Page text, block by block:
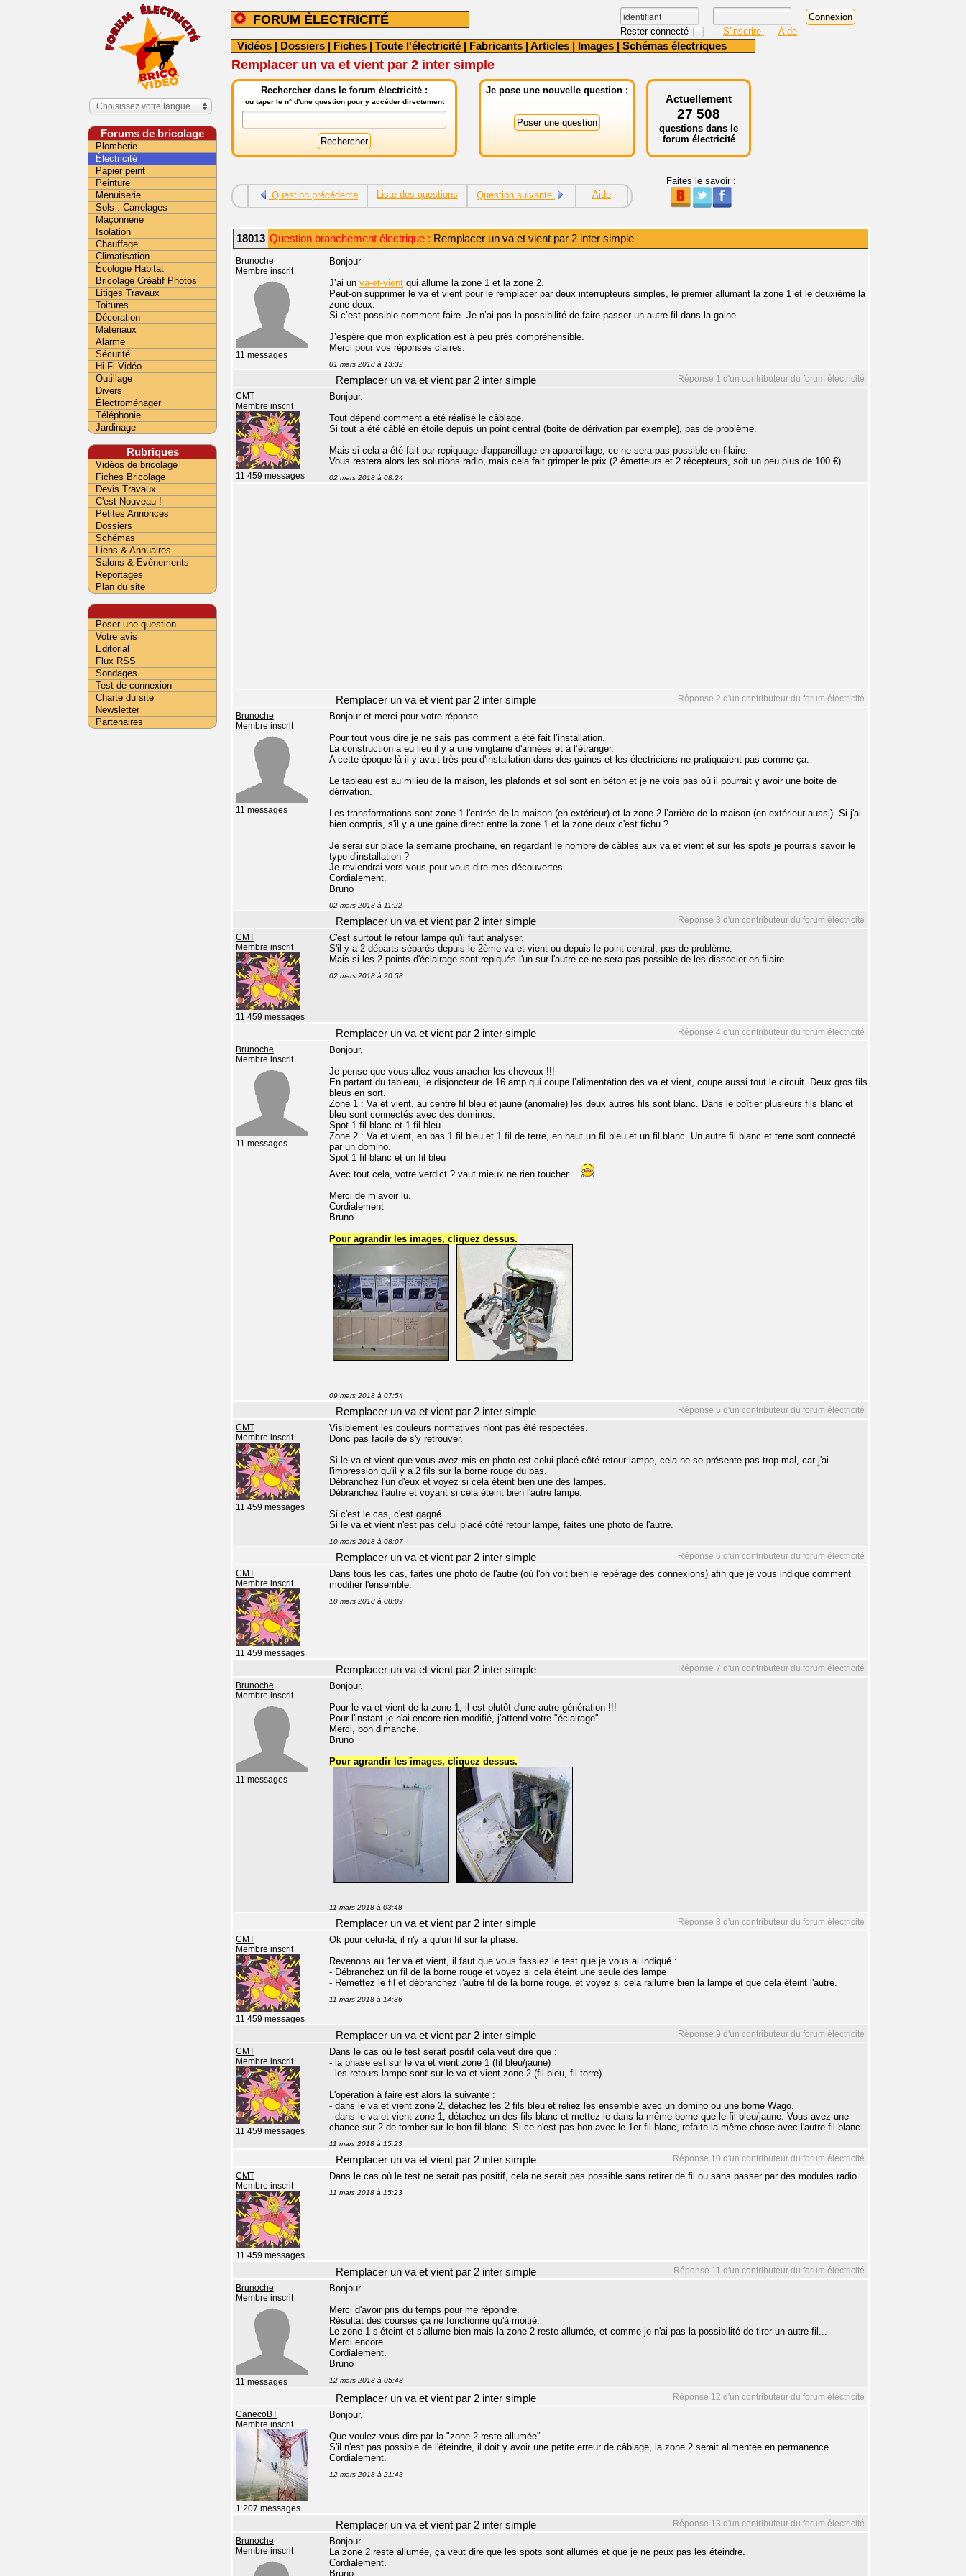
FORUM ÉLECTRICITÉ
Rester connecté S'inscrire Aide
Vidéos | Dossiers | Fiches | Toute l'électricité | Fabricants | Articles | Images | Schémas électriques
Remplacer un va et vient par 2 inter simple
Rechercher dans le forum électricité :
ou taper le n° d'une question pour y accéder directement
Je pose une nouvelle question :
Actuellement
27 508
questions dans le
forum électricité
Question précédente Liste des questions Question suivante Aide
Faites le savoir :
18013 Question branchement électrique : Remplacer un va et vient par 2 inter simple
Brunoche
Membre inscrit
11 messages
Bonjour
J’ai un va-et-vient qui allume la zone 1 et la zone 2.
Peut-on supprimer le va et vient pour le remplacer par deux interrupteurs simples, le premier allumant la zone 1 et le deuxième la
zone deux.
Si c’est possible comment faire. Je n’ai pas la possibilité de faire passer un autre fil dans la gaine.
J’espère que mon explication est à peu près compréhensible.
Merci pour vos réponses claires.
01 mars 2018 à 13:32
Réponse 1 d'un contributeur du forum électricité
Remplacer un va et vient par 2 inter simple
CMT
Membre inscrit
11 459 messages
Bonjour.
Tout dépend comment a été réalisé le câblage.
Si tout a été câblé en étoile depuis un point central (boite de dérivation par exemple), pas de problème.
Mais si cela a été fait par repiquage d'appareillage en appareillage, ce ne sera pas possible en filaire.
Vous restera alors les solutions radio, mais cela fait grimper le prix (2 émetteurs et 2 récepteurs, soit un peu plus de 100 €).
02 mars 2018 à 08:24
Réponse 2 d'un contributeur du forum électricité
Remplacer un va et vient par 2 inter simple
Brunoche
Membre inscrit
11 messages
Bonjour et merci pour votre réponse.
Pour tout vous dire je ne sais pas comment a été fait l’installation.
La construction a eu lieu il y a une vingtaine d'années et à l’étranger.
A cette époque là il y avait très peu d'installation dans des gaines et les électriciens ne pratiquaient pas comme ça.
Le tableau est au milieu de la maison, les plafonds et sol sont en béton et je ne vois pas où il pourrait y avoir une boite de
dérivation.
Les transformations sont zone 1 l'entrée de la maison (en extérieur) et la zone 2 l’arrière de la maison (en extérieur aussi). Si j'ai
bien compris, s'il y a une gaine direct entre la zone 1 et la zone deux c'est fichu ?
Je serai sur place la semaine prochaine, en regardant le nombre de câbles aux va et vient et sur les spots je pourrais savoir le
type d'installation ?
Je reviendrai vers vous pour vous dire mes découvertes.
Cordialement.
Bruno
02 mars 2018 à 11:22
Réponse 3 d'un contributeur du forum électricité
Remplacer un va et vient par 2 inter simple
CMT
Membre inscrit
11 459 messages
C'est surtout le retour lampe qu'il faut analyser.
S'il y a 2 départs séparés depuis le 2ème va et vient ou depuis le point central, pas de problème.
Mais si les 2 points d'éclairage sont repiqués l'un sur l'autre ce ne sera pas possible de les dissocier en filaire.
02 mars 2018 à 20:58
Réponse 4 d'un contributeur du forum électricité
Remplacer un va et vient par 2 inter simple
Brunoche
Membre inscrit
11 messages
Bonjour.
Je pense que vous allez vous arracher les cheveux !!!
En partant du tableau, le disjoncteur de 16 amp qui coupe l’alimentation des va et vient, coupe aussi tout le circuit. Deux gros fils
bleus en sort.
Zone 1 : Va et vient, au centre fil bleu et jaune (anomalie) les deux autres fils sont blanc. Dans le boîtier plusieurs fils blanc et
bleu sont connectés avec des dominos.
Spot 1 fil blanc et 1 fil bleu
Zone 2 : Va et vient, en bas 1 fil bleu et 1 fil de terre, en haut un fil bleu et un fil blanc. Un autre fil blanc et terre sont connecté
par un domino.
Spot 1 fil blanc et un fil bleu
Avec tout cela, votre verdict ? vaut mieux ne rien toucher …
Merci de m’avoir lu.
Cordialement
Bruno
Pour agrandir les images, cliquez dessus.
09 mars 2018 à 07:54
Réponse 5 d'un contributeur du forum électricité
Remplacer un va et vient par 2 inter simple
CMT
Membre inscrit
11 459 messages
Visiblement les couleurs normatives n'ont pas été respectées.
Donc pas facile de s'y retrouver.
Si le va et vient que vous avez mis en photo est celui placé côté retour lampe, cela ne se présente pas trop mal, car j'ai
l'impression qu'il y a 2 fils sur la borne rouge du bas.
Débranchez l'un d'eux et voyez si cela éteint bien une des lampes.
Débranchez l'autre et voyant si cela éteint bien l'autre lampe.
Si c'est le cas, c'est gagné.
Si le va et vient n'est pas celui placé côté retour lampe, faites une photo de l'autre.
10 mars 2018 à 08:07
Réponse 6 d'un contributeur du forum électricité
Remplacer un va et vient par 2 inter simple
CMT
Membre inscrit
11 459 messages
Dans tous les cas, faites une photo de l'autre (où l'on voit bien le repérage des connexions) afin que je vous indique comment
modifier l'ensemble.
10 mars 2018 à 08:09
Réponse 7 d'un contributeur du forum électricité
Remplacer un va et vient par 2 inter simple
Brunoche
Membre inscrit
11 messages
Bonjour.
Pour le va et vient de la zone 1, il est plutôt d'une autre génération !!!
Pour l'instant je n'ai encore rien modifié, j’attend votre "éclairage"
Merci, bon dimanche.
Bruno
Pour agrandir les images, cliquez dessus.
11 mars 2018 à 03:48
Réponse 8 d'un contributeur du forum électricité
Remplacer un va et vient par 2 inter simple
CMT
Membre inscrit
11 459 messages
Ok pour celui-là, il n'y a qu'un fil sur la phase.
Revenons au 1er va et vient, il faut que vous fassiez le test que je vous ai indiqué :
- Débranchez un fil de la borne rouge et voyez si cela éteint une seule des lampe
- Remettez le fil et débranchez l'autre fil de la borne rouge, et voyez si cela rallume bien la lampe et que cela éteint l'autre.
11 mars 2018 à 14:36
Réponse 9 d'un contributeur du forum électricité
Remplacer un va et vient par 2 inter simple
CMT
Membre inscrit
11 459 messages
Dans le cas où le test serait positif cela veut dire que :
- la phase est sur le va et vient zone 1 (fil bleu/jaune)
- les retours lampe sont sur le va et vient zone 2 (fil bleu, fil terre)
L'opération à faire est alors la suivante :
- dans le va et vient zone 2, détachez les 2 fils bleu et reliez les ensemble avec un domino ou une borne Wago.
- dans le va et vient zone 1, détachez un des fils blanc et mettez le dans la même borne que le fil bleu/jaune. Vous avez une
chance sur 2 de tomber sur le bon fil blanc. Si ce n'est pas bon avec le 1er fil blanc, refaite la même chose avec l'autre fil blanc
11 mars 2018 à 15:23
Réponse 10 d'un contributeur du forum électricité
Remplacer un va et vient par 2 inter simple
CMT
Membre inscrit
11 459 messages
Dans le cas où le test ne serait pas positif, cela ne serait pas possible sans retirer de fil ou sans passer par des modules radio.
11 mars 2018 à 15:23
Réponse 11 d'un contributeur du forum électricité
Remplacer un va et vient par 2 inter simple
Brunoche
Membre inscrit
11 messages
Bonjour.
Merci d'avoir pris du temps pour me répondre.
Résultat des courses ça ne fonctionne qu'à moitié.
Le zone 1 s’éteint et s'allume bien mais la zone 2 reste allumée, et comme je n'ai pas la possibilité de tirer un autre fil...
Merci encore.
Cordialement.
Bruno
12 mars 2018 à 05:48
Réponse 12 d'un contributeur du forum électricité
Remplacer un va et vient par 2 inter simple
CanecoBT
Membre inscrit
1 207 messages
Bonjour.
Que voulez-vous dire par la "zone 2 reste allumée".
S'il n'est pas possible de l'éteindre, il doit y avoir une petite erreur de câblage, la zone 2 serait alimentée en permanence....
Cordialement.
12 mars 2018 à 21:43
Réponse 13 d'un contributeur du forum électricité
Remplacer un va et vient par 2 inter simple
Brunoche
Membre inscrit
Bonjour.
La zone 2 reste allumée, ça veut dire que les spots sont allumés et que je ne peux pas les éteindre.
Cordialement.
Bruno.
Choisissez votre langue
Forums de bricolage
Plomberie
Électricité
Papier peint
Peinture
Menuiserie
Sols . Carrelages
Maçonnerie
Isolation
Chauffage
Climatisation
Écologie Habitat
Bricolage Créatif Photos
Litiges Travaux
Toitures
Décoration
Matériaux
Alarme
Sécurité
Hi-Fi Vidéo
Outillage
Divers
Électroménager
Téléphonie
Jardinage
Rubriques
Vidéos de bricolage
Fiches Bricolage
Devis Travaux
C'est Nouveau !
Petites Annonces
Dossiers
Schémas
Liens & Annuaires
Salons & Evènements
Reportages
Plan du site
Poser une question
Votre avis
Editorial
Flux RSS
Sondages
Test de connexion
Charte du site
Newsletter
Partenaires